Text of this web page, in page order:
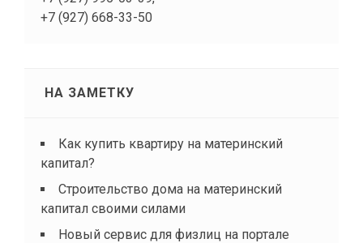
+7 (927) 668-33-50
НА ЗАМЕТКУ
Как купить квартиру на материнский
капитал?
Строительство дома на материнский
капитал своими силами
Новый сервис для физлиц на портале